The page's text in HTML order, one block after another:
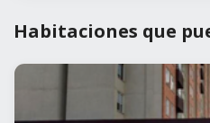
Habitaciones que